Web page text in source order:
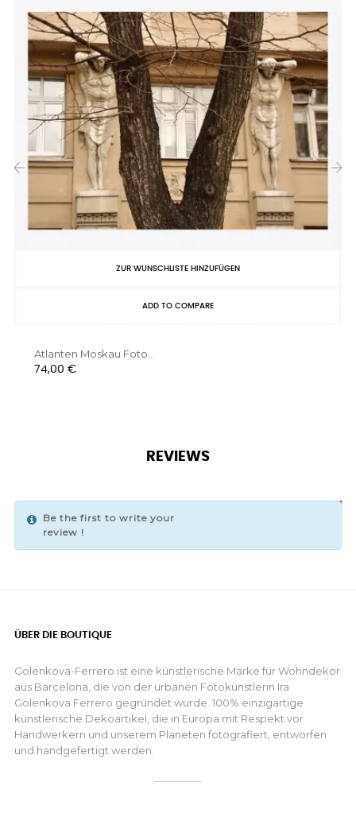
ZUR WUNSCHLISTE HINZUFÜGEN
ADD TO COMPARE
Atlanten Moskau Foto...
Preis
74,00 €
REVIEWS
Be the first to write your
review !
ÜBER DIE BOUTIQUE
Golenkova-Ferrero ist eine künstlerische Marke für Wohndekor
aus Barcelona, die von der urbanen Fotokünstlerin Ira
Golenkova Ferrero gegründet wurde. 100% einzigartige
künstlerische Dekoartikel, die in Europa mit Respekt vor
Handwerkern und unserem Planeten fotografiert, entworfen
und handgefertigt werden.